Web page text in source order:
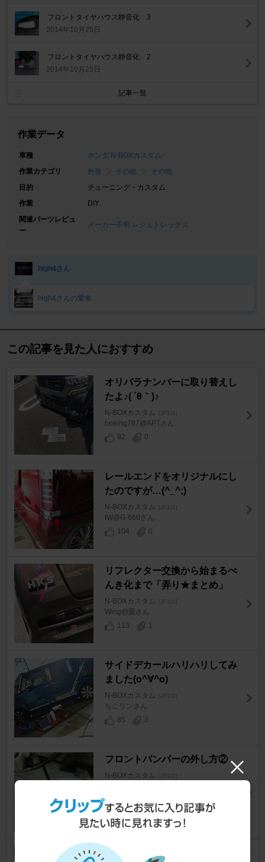
フロントタイヤハウス静音化 3
2014年10月25日
フロントタイヤハウス静音化 2
2014年10月25日
記事一覧
作業データ
車種
ホンダ N-BOXカスタム
作業カテゴリ
外装 その他
その他
目的
チューニング・カスタム
作業
DIY
関連パーツレビュ
ー
メーカー不明 レジェトレックス
high4さん
high4さんの愛車
この記事を見た人におすすめ
オリパラナンバーに取り替えし
たよ♪( ´θ｀)♪
N-BOXカスタム [JF1/2]
boeing787@APTさん
92
0
レールエンドをオリジナルにし
たのですが…(^_^;)
N-BOXカスタム [JF1/2]
IW@G-660さん
104
0
リフレクター交換から始まるぺ
んき化まで「弄り★まとめ」
N-BOXカスタム [JF1/2]
Wing@翼さん
113
1
サイドデカールハリハリしてみ
ました(o^∀^o)
N-BOXカスタム [JF1/2]
ちこリンさん
85
3
フロントバンパーの外し方②
N-BOXカスタム [JF1/2]
テールゲート ヒンジカバーの外